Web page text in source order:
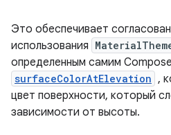
Это обеспечивает
использования
определенным самим
surfaceColorAtElevation ,
цвет поверхности, который
зависимости от высоты.